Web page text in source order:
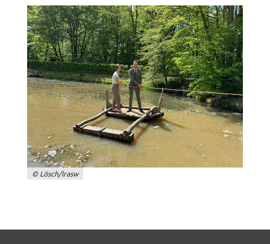
© Lösch/lrasw
verwendet Cookies. Mit diesen Cookies können wir
die Nutzung unserer Webseite analysieren und
beispielsweise ermitteln, wie häufig und in welcher
Reihenfolge unsere Seiten besucht werden. Sie
bleiben dabei als Nutzer anonym.
_pk_id
Name:
_pk_id
Anbieter:
Landratsamt Schweinfurt